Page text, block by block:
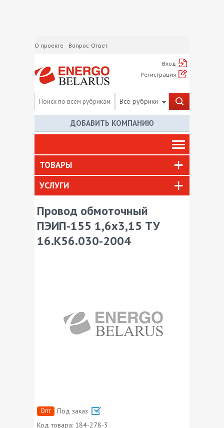
О проекте Вопрос-Ответ
Вход
Регистрация
Все рубрики
ДОБАВИТЬ КОМПАНИЮ
ТОВАРЫ
УСЛУГИ
Провод обмоточный
ПЭИП-155 1,6х3,15 ТУ
16.К56.030-2004
Опт
Под заказ
Код товара: 184-278-3